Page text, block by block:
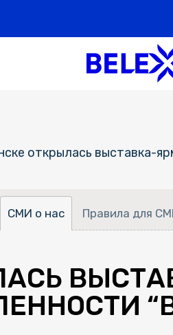
открылась выставка-
СМИ о нас Правила для